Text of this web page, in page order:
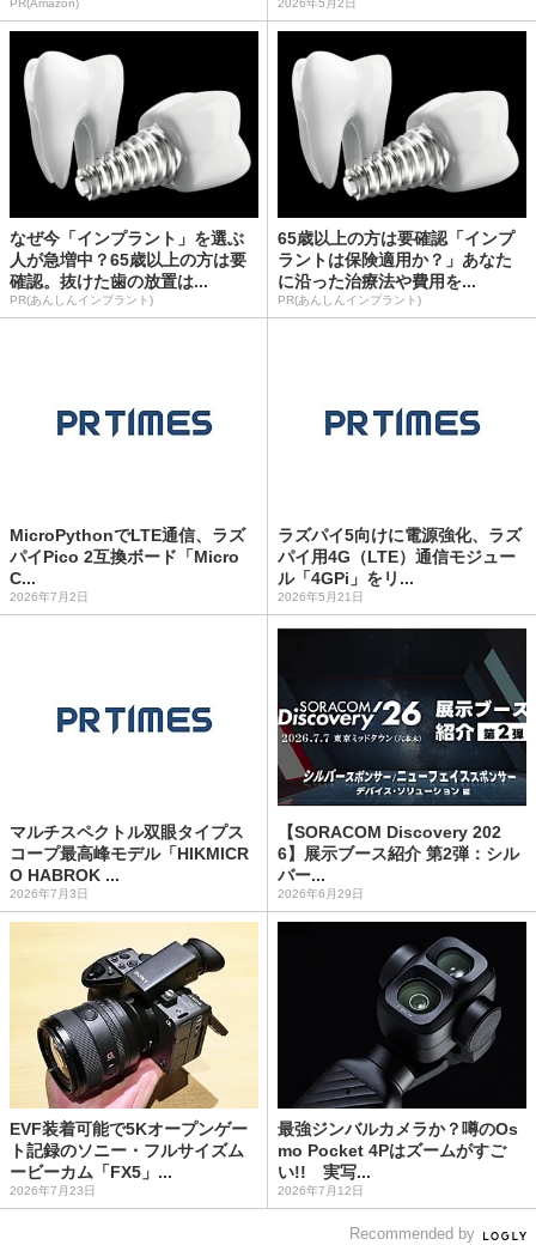
PR(Amazon) 2026年5月2日
なぜ今「インプラント」を選ぶ
人が急増中？65歳以上の方は要
確認。抜けた歯の放置は...
PR(あんしんインプラント)
65歳以上の方は要確認「インプ
ラントは保険適用か？」あなた
に沿った治療法や費用を...
PR(あんしんインプラント)
MicroPythonでLTE通信、ラズ
パイPico 2互換ボード「Micro
C...
2026年7月2日
ラズパイ5向けに電源強化、ラズ
パイ用4G（LTE）通信モジュー
ル「4GPi」をリ...
2026年5月21日
マルチスペクトル双眼タイプス
コープ最高峰モデル「HIKMICR
O HABROK ...
2026年7月3日
【SORACOM Discovery 202
6】展示ブース紹介 第2弾：シル
バー...
2026年6月29日
EVF装着可能で5Kオープンゲー
ト記録のソニー・フルサイズム
ービーカム「FX5」...
2026年7月23日
最強ジンバルカメラか？噂のOs
mo Pocket 4Pはズームがすご
い!! 実写...
2026年7月12日
Recommended by